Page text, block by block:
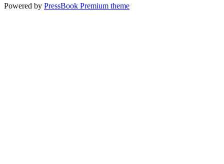
Powered by PressBook Premium theme